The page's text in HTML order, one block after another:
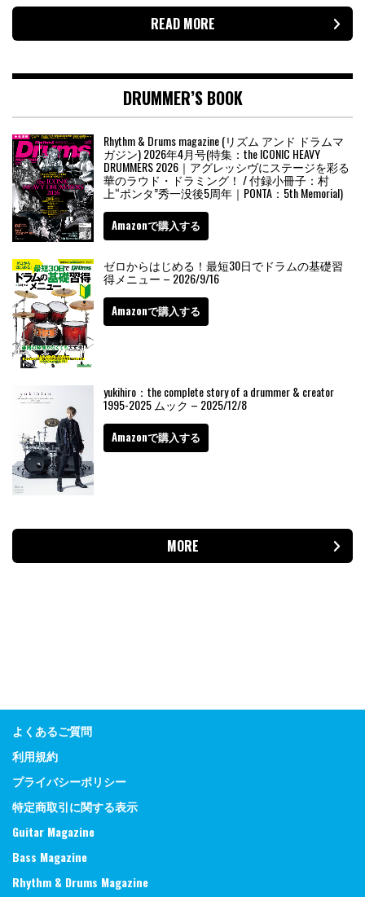
READ MORE
DRUMMER’S BOOK
Rhythm & Drums magazine (リズム アンド ドラムマ
ガジン) 2026年4月号(特集：the ICONIC HEAVY
DRUMMERS 2026｜アグレッシヴにステージを彩る
華のラウド・ドラミング！ / 付録小冊子：村
上“ポンタ”秀一没後5周年｜PONTA：5th Memorial)
Amazonで購入する
ゼロからはじめる！最短30日でドラムの基礎習
得メニュー – 2026/9/16
Amazonで購入する
yukihiro：the complete story of a drummer & creator
1995-2025 ムック – 2025/12/8
Amazonで購入する
MORE
よくあるご質問
利用規約
プライバシーポリシー
特定商取引に関する表示
Guitar Magazine
Bass Magazine
Rhythm & Drums Magazine